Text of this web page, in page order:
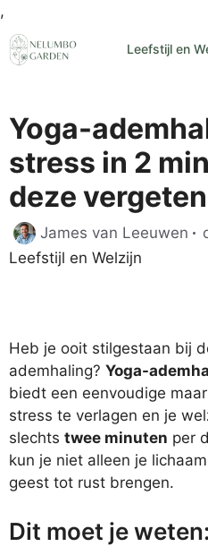
,
naar
de
Leefstijl en
Yoga-
stress in 2
deze
James van Leeuwen
Leefstijl en Welzijn
Heb je ooit stilgestaan bij
ademhaling? Yoga-
biedt een eenvoudige
stress te verlagen en je
slechts twee minuten per
kun je niet alleen je
geest tot rust brengen.
Dit moet je weten: